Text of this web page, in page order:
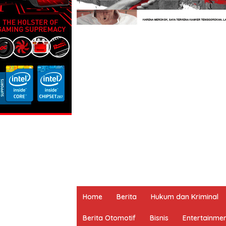
Home Berita Hukum dan Kriminal
Berita Otomotif Bisnis